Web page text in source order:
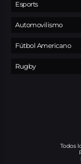
Esports
Automovilismo
Fútbol Americano
Rugby
Todos